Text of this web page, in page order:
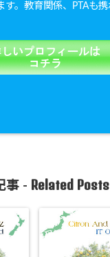
す。教育関係、PTAも
事 - Related Posts